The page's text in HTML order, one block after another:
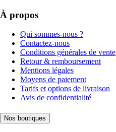
À propos
Qui sommes-nous ?
Contactez-nous
Conditions générales de vente
Retour & remboursement
Mentions légales
Moyens de paiement
Tarifs et options de livraison
Avis de confidentialité
Nos boutiques